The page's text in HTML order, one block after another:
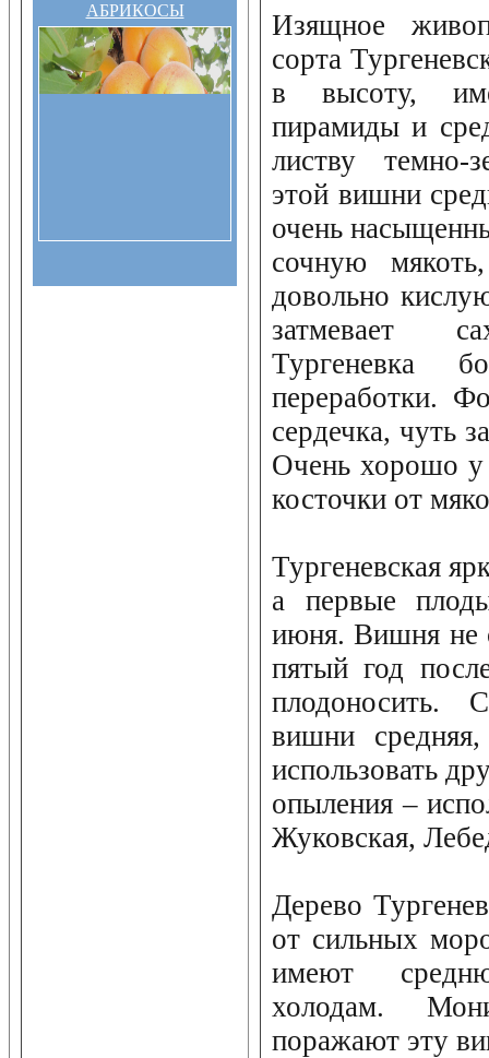
АБРИКОСЫ
Изящное
сорта
в высоту,
пирамиды и
листву темно-
этой вишни
очень
сочную
довольно
затмевает
Тургеневка
переработки.
сердечка, чуть
Очень хорошо у
косточки от
Тургеневская
а первые
июня. Вишня не
пятый год
плодоносить.
вишни средняя,
использовать
опыления –
Жуковская,
Дерево
от сильных
имеют
холодам.
поражают эту